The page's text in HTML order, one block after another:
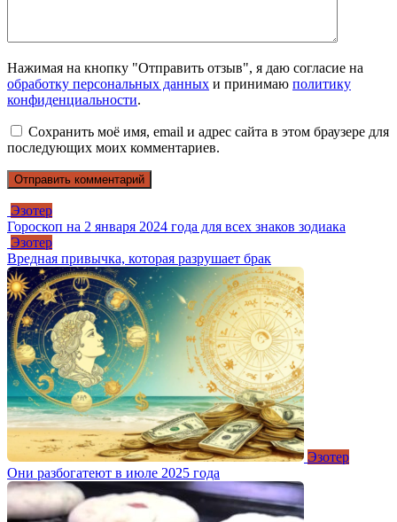
Нажимая на кнопку "Отправить отзыв", я даю согласие на
обработку персональных данных и принимаю политику
конфиденциальности.
Сохранить моё имя, email и адрес сайта в этом браузере для
последующих моих комментариев.
Эзотер
Гороскоп на 2 января 2024 года для всех знаков зодиака
Эзотер
Вредная привычка, которая разрушает брак
Эзотер
Они разбогатеют в июле 2025 года